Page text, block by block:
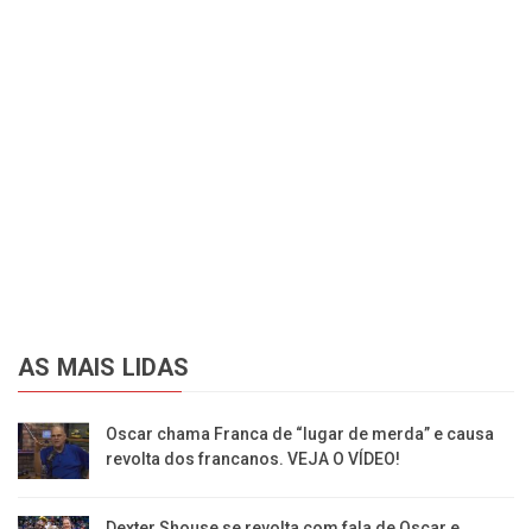
AS MAIS LIDAS
Oscar chama Franca de “lugar de merda” e causa
revolta dos francanos. VEJA O VÍDEO!